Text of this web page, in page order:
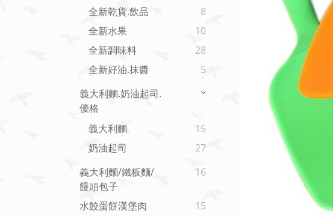
全新乾貨.飲品
8
全新水果
10
全新調味料
28
全新好油.抹醬
5
義大利麵.奶油起司.
優格
義大利麵
15
奶油起司
27
義大利麵/鐵板麵/
饅頭包子
16
水餃蛋餅漢堡肉
15